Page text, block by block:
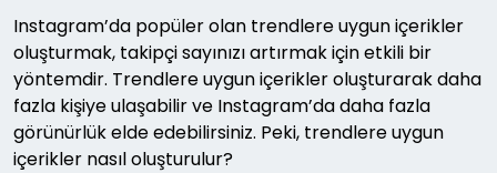
Instagram’da popüler olan trendlere uygun içerikler
oluşturmak, takipçi sayınızı artırmak için etkili bir
yöntemdir. Trendlere uygun içerikler oluşturarak daha
fazla kişiye ulaşabilir ve Instagram’da daha fazla
görünürlük elde edebilirsiniz. Peki, trendlere uygun
içerikler nasıl oluşturulur?